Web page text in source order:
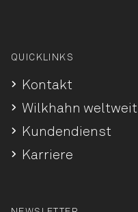
QUICKLINKS
Kontakt
Wilkhahn weltweit
Kundendienst
Karriere